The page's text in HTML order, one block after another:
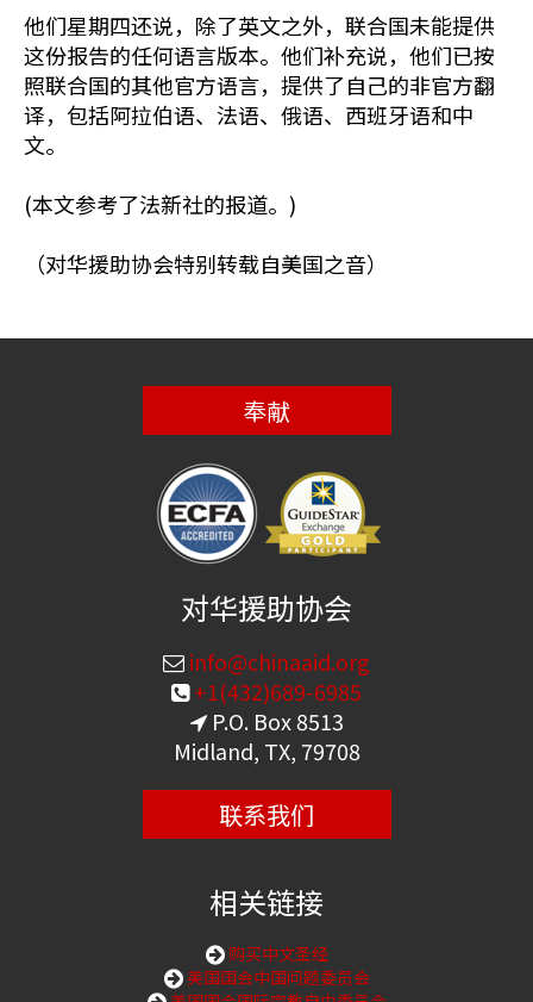
他们星期四还说，除了英文之外，联合国未能提供
这份报告的任何语言版本。他们补充说，他们已按
照联合国的其他官方语言，提供了自己的非官方翻
译，包括阿拉伯语、法语、俄语、西班牙语和中
文。
(本文参考了法新社的报道。)
（对华援助协会特别转载自美国之音）
奉献
对华援助协会
info@chinaaid.org
+1(432)689-6985
P.O. Box 8513
Midland, TX, 79708
联系我们
相关链接
购买中文圣经
美国国会中国问题委员会